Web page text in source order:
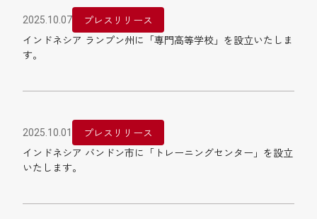
2025.10.07
プレスリリース
インドネシア ランプン州に「専門高等学校」を設立いたしま
す。
2025.10.01
プレスリリース
インドネシア バンドン市に「トレーニングセンター」を設立
いたします。